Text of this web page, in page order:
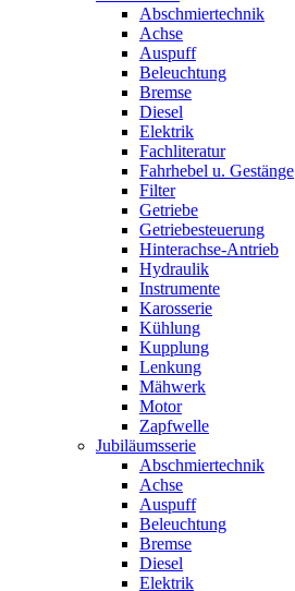
Abschmiertechnik
Achse
Auspuff
Beleuchtung
Bremse
Diesel
Elektrik
Fachliteratur
Fahrhebel u. Gestänge
Filter
Getriebe
Getriebesteuerung
Hinterachse-Antrieb
Hydraulik
Instrumente
Karosserie
Kühlung
Kupplung
Lenkung
Mähwerk
Motor
Zapfwelle
Jubiläumsserie
Abschmiertechnik
Achse
Auspuff
Beleuchtung
Bremse
Diesel
Elektrik